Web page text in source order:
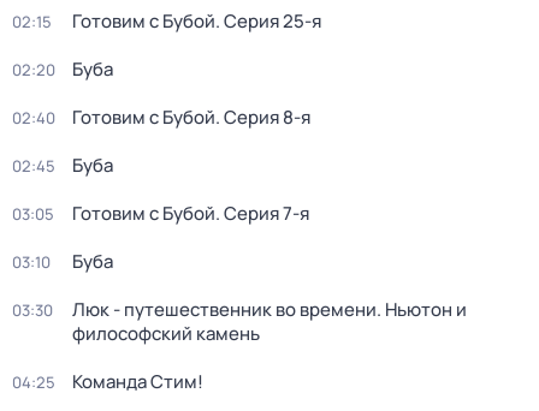
02:15 Готовим с Бубой. Серия 25-я
02:20 Буба
02:40 Готовим с Бубой. Серия 8-я
02:45 Буба
03:05 Готовим с Бубой. Серия 7-я
03:10 Буба
03:30
Люк - путешественник во времени. Ньютон и
философский камень
04:25 Команда Стим!